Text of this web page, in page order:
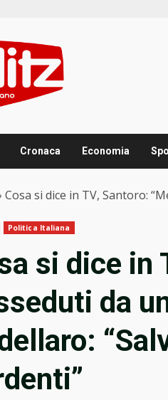
Cronaca Economia
Cosa si dice in TV, Santoro:
Politica Italiana
si dice in
da